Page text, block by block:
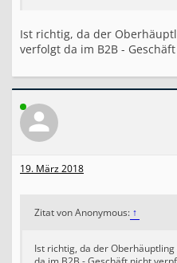
Ist richtig, da der
verfolgt da im B2B -
19. März 2018
Zitat von Anonymous: ↑
Ist richtig, da der